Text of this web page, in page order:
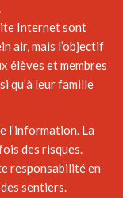
Internet sont
air, mais l’objectif
élèves et membres
qu’à leur famille
l’information. La
des risques.
responsabilité en
sentiers.